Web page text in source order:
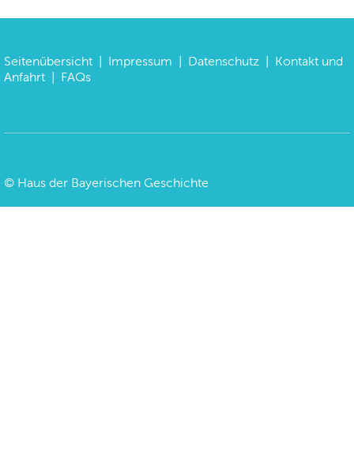
Seitenübersicht Impressum Datenschutz
Kontakt und
Anfahrt
FAQs
© Haus der Bayerischen Geschichte